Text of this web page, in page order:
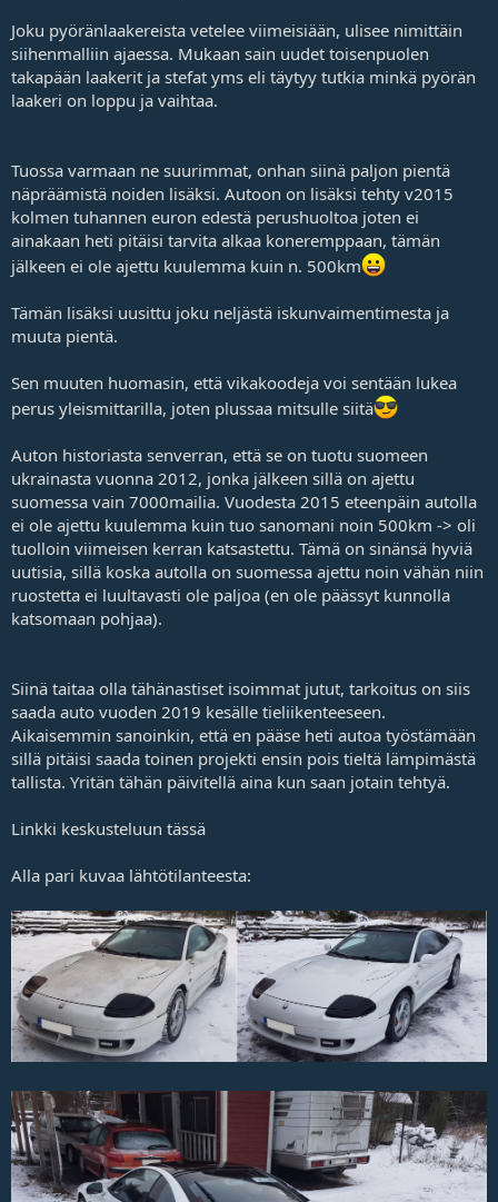
Joku pyöränlaakereista vetelee viimeisiään, ulisee nimittäin
siihenmalliin ajaessa. Mukaan sain uudet toisenpuolen
takapään laakerit ja stefat yms eli täytyy tutkia minkä pyörän
laakeri on loppu ja vaihtaa.
Tuossa varmaan ne suurimmat, onhan siinä paljon pientä
näpräämistä noiden lisäksi. Autoon on lisäksi tehty v2015
kolmen tuhannen euron edestä perushuoltoa joten ei
ainakaan heti pitäisi tarvita alkaa koneremppaan, tämän
jälkeen ei ole ajettu kuulemma kuin n. 500km
Tämän lisäksi uusittu joku neljästä iskunvaimentimesta ja
muuta pientä.
Sen muuten huomasin, että vikakoodeja voi sentään lukea
perus yleismittarilla, joten plussaa mitsulle siitä
Auton historiasta senverran, että se on tuotu suomeen
ukrainasta vuonna 2012, jonka jälkeen sillä on ajettu
suomessa vain 7000mailia. Vuodesta 2015 eteenpäin autolla
ei ole ajettu kuulemma kuin tuo sanomani noin 500km -> oli
tuolloin viimeisen kerran katsastettu. Tämä on sinänsä hyviä
uutisia, sillä koska autolla on suomessa ajettu noin vähän niin
ruostetta ei luultavasti ole paljoa (en ole päässyt kunnolla
katsomaan pohjaa).
Siinä taitaa olla tähänastiset isoimmat jutut, tarkoitus on siis
saada auto vuoden 2019 kesälle tieliikenteeseen.
Aikaisemmin sanoinkin, että en pääse heti autoa työstämään
sillä pitäisi saada toinen projekti ensin pois tieltä lämpimästä
tallista. Yritän tähän päivitellä aina kun saan jotain tehtyä.
Linkki keskusteluun tässä
Alla pari kuvaa lähtötilanteesta: